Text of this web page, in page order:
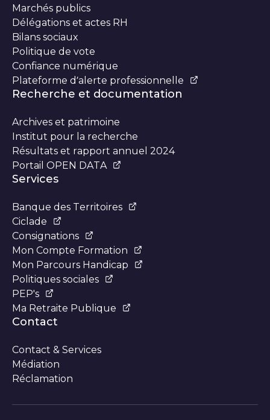
Marchés publics
Délégations et actes RH
Bilans sociaux
Politique de vote
Confiance numérique
Plateforme d’alerte professionnelle
Recherche et documentation
Archives et patrimoine
Institut pour la recherche
Résultats et rapport annuel 2024
Portail OPEN DATA
Services
Banque des Territoires
Ciclade
Consignations
Mon Compte Formation
Mon Parcours Handicap
Politiques sociales
PEP's
Ma Retraite Publique
Contact
Contact & Services
Médiation
Réclamation